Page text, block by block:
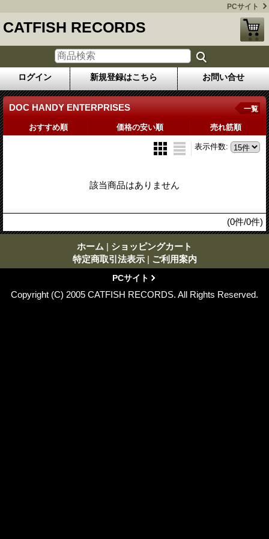
PCサイト
CATFISH RECORDS
ログイン 新規登録はこちら お問い合せ
DOC HANDY ENTERPRISES 一覧
おすすめ順 価格の安い順 売れ筋順
表示件数:
該当商品はありません
(0件/0件)
ホーム | ショッピングカート
特定商取引法表示 | ご利用案内
PCサイト
Copyright (C) 2005 CATFISH RECORDS. All Rights Reserved.